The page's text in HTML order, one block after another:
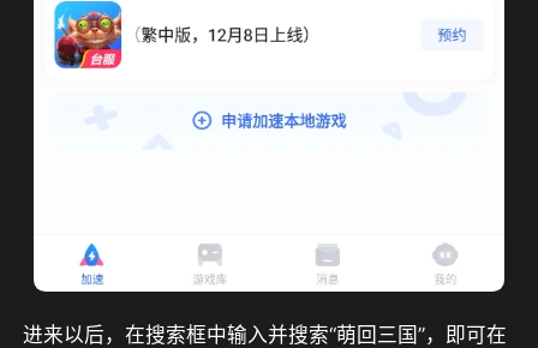
进来以后，在搜索框中输入并搜索“萌回三国”，即可在